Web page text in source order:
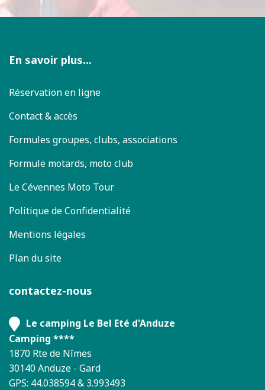
En savoir plus...
Réservation en ligne
Contact & accès
Formules groupes, clubs, associations
Formule motards, moto club
Le Cévennes Moto Tour
Politique de Confidentialité
Mentions légales
Plan du site
contactez-nous
Le camping Le Bel Eté d'Anduze
Camping ****
1870 Rte de Nîmes
30140 Anduze - Gard
GPS: 44.038594 & 3.993493